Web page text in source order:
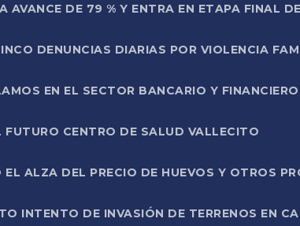
AVANCE DE 79 % Y ENTRA EN ETAPA FINAL
DENUNCIAS DIARIAS POR VIOLENCIA
EN EL SECTOR BANCARIO Y FINANCIERO
CENTRO DE SALUD VALLECITO
ALZA DEL PRECIO DE HUEVOS Y OTROS
INTENTO DE INVASIÓN DE TERRENOS EN